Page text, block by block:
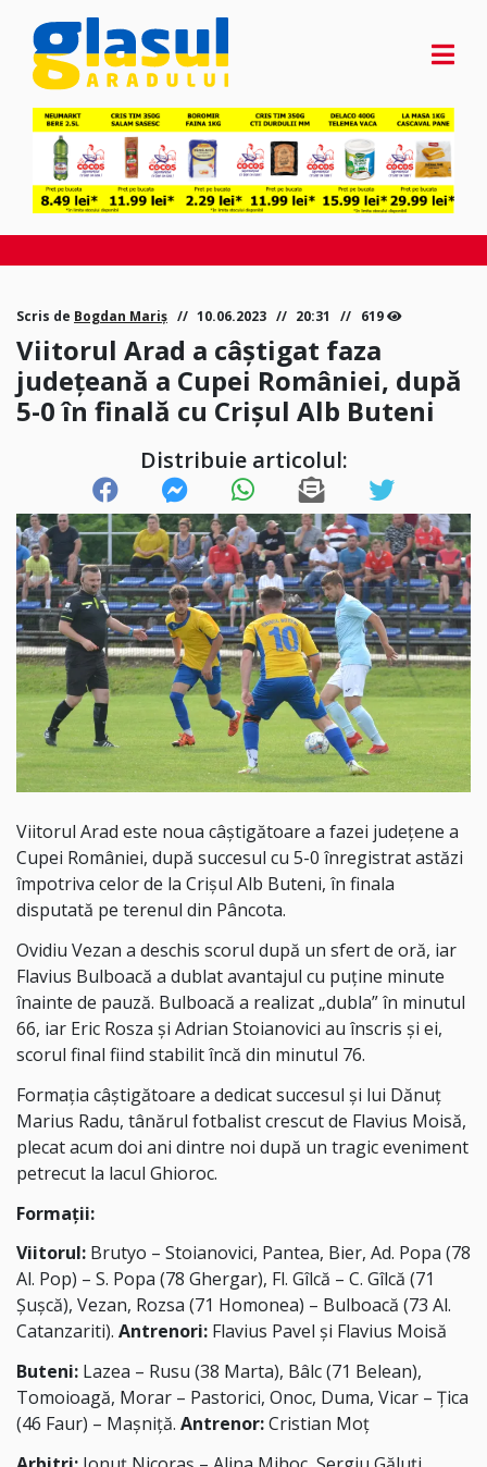
Scris de Bogdan Mariș 10.06.2023 20:31 619
Viitorul Arad a câștigat faza
județeană a Cupei României, după
5-0 în finală cu Crișul Alb Buteni
Distribuie articolul:
Viitorul Arad este noua câștigătoare a fazei județene a
Cupei României, după succesul cu 5-0 înregistrat astăzi
împotriva celor de la Crișul Alb Buteni, în finala
disputată pe terenul din Pâncota.
Ovidiu Vezan a deschis scorul după un sfert de oră, iar
Flavius Bulboacă a dublat avantajul cu puține minute
înainte de pauză. Bulboacă a realizat „dubla” în minutul
66, iar Eric Rosza și Adrian Stoianovici au înscris și ei,
scorul final fiind stabilit încă din minutul 76.
Formația câștigătoare a dedicat succesul și lui Dănuț
Marius Radu, tânărul fotbalist crescut de Flavius Moisă,
plecat acum doi ani dintre noi după un tragic eveniment
petrecut la lacul Ghioroc.
Formații:
Viitorul: Brutyo – Stoianovici, Pantea, Bier, Ad. Popa (78
Al. Pop) – S. Popa (78 Ghergar), Fl. Gîlcă – C. Gîlcă (71
Șușcă), Vezan, Rozsa (71 Homonea) – Bulboacă (73 Al.
Catanzariti). Antrenori: Flavius Pavel și Flavius Moisă
Buteni: Lazea – Rusu (38 Marta), Bâlc (71 Belean),
Tomoioagă, Morar – Pastorici, Onoc, Duma, Vicar – Țica
(46 Faur) – Mașniță. Antrenor:Cristian Moț